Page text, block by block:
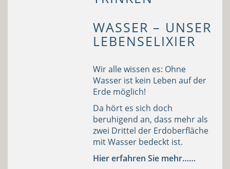
WASSER – UNSER
LEBENSELIXIER
Wir alle wissen es: Ohne
Wasser ist kein Leben auf der
Erde möglich!
Da hört es sich doch
beruhigend an, dass mehr als
zwei Drittel der Erdoberfläche
mit Wasser bedeckt ist.
Hier erfahren Sie mehr……